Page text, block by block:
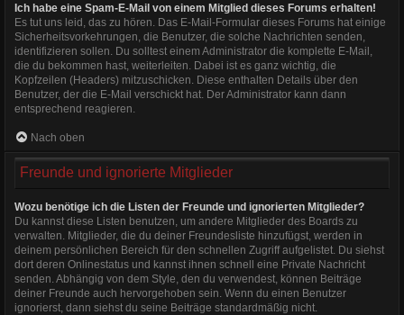
Ich habe eine Spam-E-Mail von einem Mitglied dieses Forums erhalten!
Es tut uns leid, das zu hören. Das E-Mail-Formular dieses Forums hat einige
Sicherheitsvorkehrungen, die Benutzer, die solche Nachrichten senden,
identifizieren sollen. Du solltest einem Administrator die komplette E-Mail,
die du bekommen hast, weiterleiten. Dabei ist es ganz wichtig, die
Kopfzeilen (Headers) mitzuschicken. Diese enthalten Details über den
Benutzer, der die E-Mail verschickt hat. Der Administrator kann dann
entsprechend reagieren.
Nach oben
Freunde und ignorierte Mitglieder
Wozu benötige ich die Listen der Freunde und ignorierten Mitglieder?
Du kannst diese Listen benutzen, um andere Mitglieder des Boards zu
verwalten. Mitglieder, die du deiner Freundesliste hinzufügst, werden in
deinem persönlichen Bereich für den schnellen Zugriff aufgelistet. Du siehst
dort deren Onlinestatus und kannst ihnen schnell eine Private Nachricht
senden. Abhängig von dem Style, den du verwendest, können Beiträge
deiner Freunde auch hervorgehoben sein. Wenn du einen Benutzer
ignorierst, dann siehst du seine Beiträge standardmäßig nicht.